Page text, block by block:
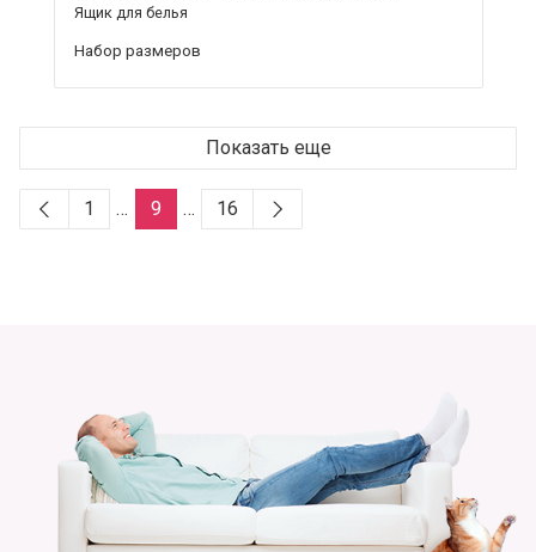
Ящик для белья
Набор размеров
Показать еще
1 … 9 … 16